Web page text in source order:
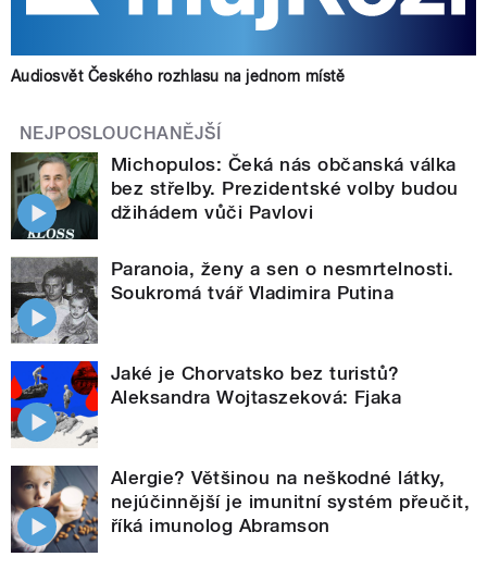
Audiosvět Českého rozhlasu na jednom místě
NEJPOSLOUCHANĚJŠÍ
Michopulos: Čeká nás občanská válka
bez střelby. Prezidentské volby budou
džihádem vůči Pavlovi
Paranoia, ženy a sen o nesmrtelnosti.
Soukromá tvář Vladimira Putina
Jaké je Chorvatsko bez turistů?
Aleksandra Wojtaszeková: Fjaka
Alergie? Většinou na neškodné látky,
nejúčinnější je imunitní systém přeučit,
říká imunolog Abramson